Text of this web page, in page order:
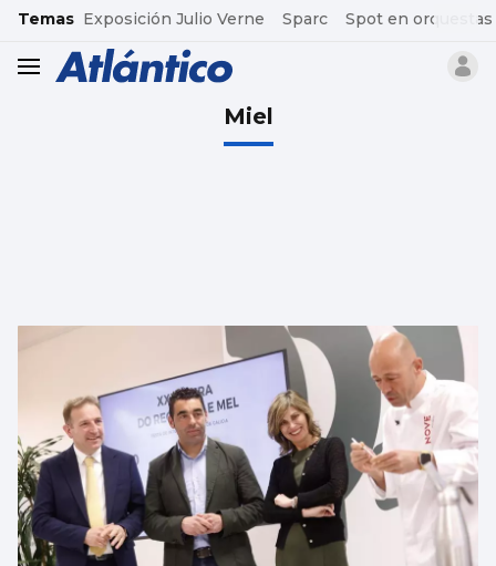
common.go-to-content
Temas Exposición Julio Verne Sparc Spot en orquestas
header.menu.open
Miel